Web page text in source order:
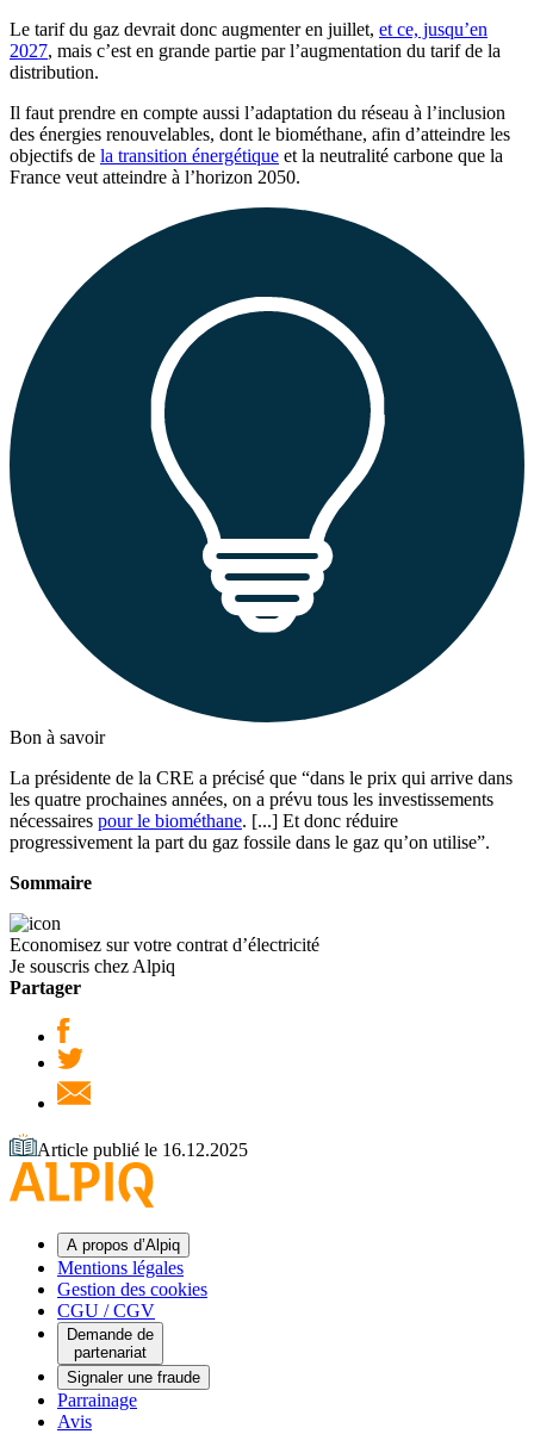
Le tarif du gaz devrait donc augmenter en juillet, et ce, jusqu’en
2027, mais c’est en grande partie par l’augmentation du tarif de la
distribution.
Il faut prendre en compte aussi l’adaptation du réseau à l’inclusion
des énergies renouvelables, dont le biométhane, afin d’atteindre les
objectifs de la transition énergétique et la neutralité carbone que la
France veut atteindre à l’horizon 2050.
Bon à savoir
La présidente de la CRE a précisé que “dans le prix qui arrive dans
les quatre prochaines années, on a prévu tous les investissements
nécessaires pour le biométhane. [...] Et donc réduire
progressivement la part du gaz fossile dans le gaz qu’on utilise”.
Sommaire
Economisez sur votre contrat d’électricité
Je souscris chez Alpiq
Partager
Article publié le 16.12.2025
A propos d’Alpiq
Mentions légales
Gestion des cookies
CGU / CGV
Demande de
partenariat
Signaler une fraude
Parrainage
Avis